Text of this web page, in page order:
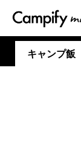
キャンプ飯